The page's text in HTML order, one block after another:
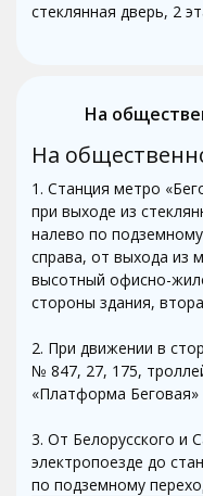
стеклянная дверь, 2
На
На
1. Станция метро
при выходе из
налево по
справа, от выхода из
высотный офисно-
стороны здания,
2. При движении в
№ 847, 27, 175,
«Платформа Беговая»
3. От Белорусского и
электропоезде до
по подземному